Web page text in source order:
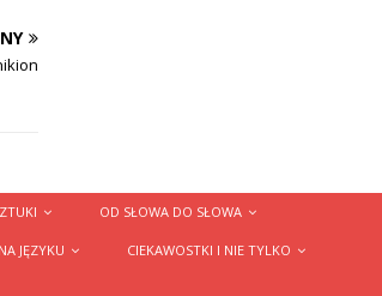
OD SŁOWA DO SŁOWA
JĘZYKU CIEKAWOSTKI I NIE TYLKO